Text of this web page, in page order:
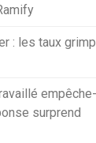
: les taux
surprend